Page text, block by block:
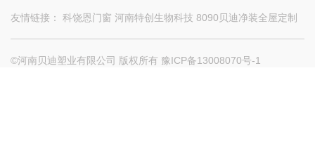
友情链接： 科饶恩门窗 河南特创生物科技 8090贝迪净装全屋定制
©河南贝迪塑业有限公司 版权所有 豫ICP备13008070号-1